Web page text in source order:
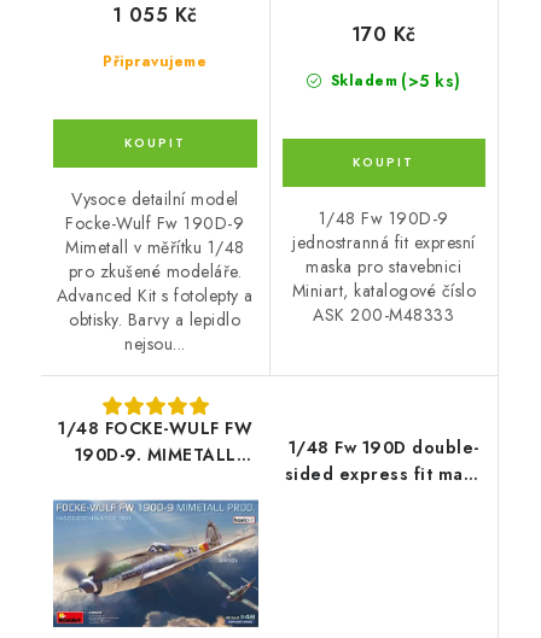
Připravujeme
1 055 Kč
Vysoce detailní model
Focke-Wulf Fw 190D-9
Mimetall v měřítku 1/48
pro zkušené modeláře.
Advanced Kit s fotolepty a
obtisky. Barvy a lepidlo
nejsou...
Skladem (>5 ks)
170 Kč
1/48 Fw 190D-9
jednostranná fit expresní
maska pro stavebnici
Miniart, katalogové číslo
ASK 200-M48333
1/48 FOCKE-WULF FW
190D-9. MIMETALL
JAGDGESCHWADER
301. BASIC KIT
1/48 Fw 190D double-
sided express fit mask